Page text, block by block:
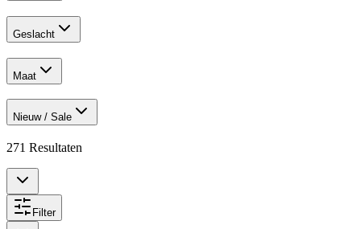
Geslacht
Maat
Nieuw / Sale
271 Resultaten
Filter